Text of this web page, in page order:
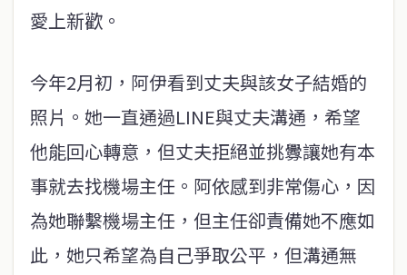
愛上新歡。
今年2月初，阿伊看到丈夫與該女子結婚的
照片。她一直通過LINE與丈夫溝通，希望
他能回心轉意，但丈夫拒絕並挑釁讓她有本
事就去找機場主任。阿依感到非常傷心，因
為她聯繫機場主任，但主任卻責備她不應如
此，她只希望為自己爭取公平，但溝通無